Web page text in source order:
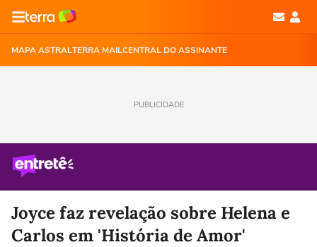
MAPA ASTRALTERRA MAILCENTRAL DO ASSINANTE
PUBLICIDADE
Joyce faz revelação sobre Helena e
Carlos em 'História de Amor'